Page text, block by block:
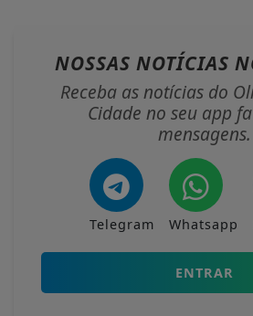
NOSSAS NOTÍCIAS
Receba as notícias do
Cidade no seu app
mensagens.
Telegram Whatsapp
ENTRAR